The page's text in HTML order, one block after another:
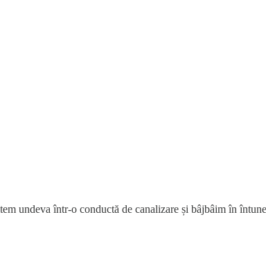
undeva într-o conductă de canalizare și bâjbâim în